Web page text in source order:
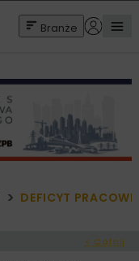
Branże
DEFICYT
< Cofnij